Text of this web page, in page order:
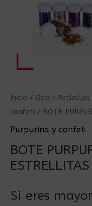
Inicio / Ocio /
confeti / BOTE
Purpurina y confeti
BOTE
ESTRELLITAS
Si eres